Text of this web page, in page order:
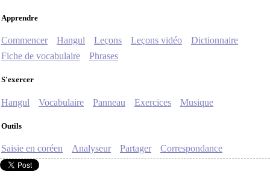
Apprendre
Commencer Hangul Leçons Leçons vidéo
Dictionnaire
Fiche de vocabulaire
Phrases
S'exercer
Hangul Vocabulaire Panneau Exercices Musique
Outils
Saisie en coréen Analyseur Partager Correspondance